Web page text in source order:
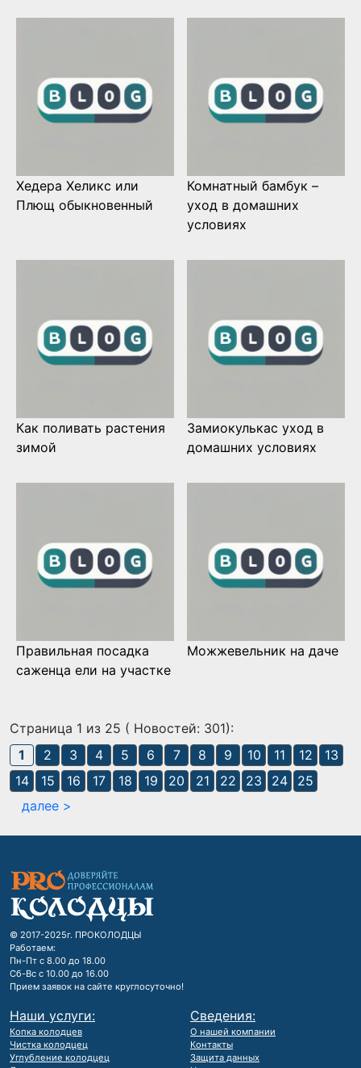
Хедера Хеликс или
Плющ обыкновенный
Комнатный бамбук –
уход в домашних
условиях
Как поливать растения
зимой
Замиокулькас уход в
домашних условиях
Правильная посадка
саженца ели на участке
Можжевельник на даче
Страница 1 из 25 ( Новостей: 301):
1
2 3 4 5 6 7 8 9 10 11 12
13
14
15 16 17 18 19 20 21 22 23 24
25
далее >
© 2017-2025г. ПРОКОЛОДЦЫ
Работаем:
Пн-Пт с 8.00 до 18.00
Сб-Вс с 10.00 до 16.00
Прием заявок на сайте круглосуточно!
Наши услуги:
Копка колодцев
Чистка колодцец
Углубление колодцец
Сведения:
О нашей компании
Контакты
Защита данных